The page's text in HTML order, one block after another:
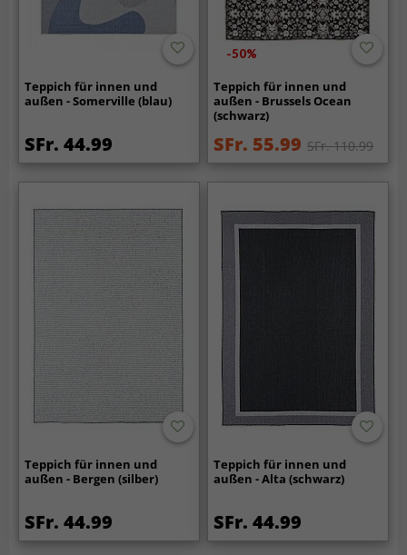
Teppich für innen und
außen - Somerville (blau)
SFr. 44.99
-50%
Teppich für innen und
außen - Brussels Ocean
(schwarz)
SFr. 55.99 SFr. 110.99
Teppich für innen und
außen - Bergen (silber)
SFr. 44.99
Teppich für innen und
außen - Alta (schwarz)
SFr. 44.99